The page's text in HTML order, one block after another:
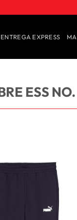
ENTREGA EXPRESS
ESS